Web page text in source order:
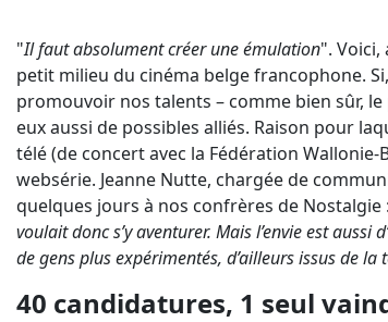
"Il faut absolument créer une émulation". Voici,
petit milieu du cinéma belge francophone.
promouvoir nos talents – comme bien sûr,
eux aussi de possibles alliés. Raison pour
télé (de concert avec la Fédération
websérie. Jeanne Nutte, chargée de
quelques jours à nos confrères de Nostalgie :
voulait donc s’y aventurer. Mais l’envie est
de gens plus expérimentés, d’ailleurs issus de la
40 candidatures, 1 seul